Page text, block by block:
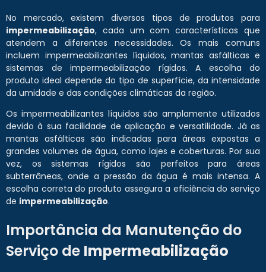
No mercado, existem diversos tipos de produtos para
impermeabilização, cada um com características que
atendem a diferentes necessidades. Os mais comuns
incluem impermeabilizantes líquidos, mantas asfálticas e
sistemas de impermeabilização rígidos. A escolha do
produto ideal depende do tipo de superfície, da intensidade
da umidade e das condições climáticas da região.
Os impermeabilizantes líquidos são amplamente utilizados
devido à sua facilidade de aplicação e versatilidade. Já as
mantas asfálticas são indicadas para áreas expostas a
grandes volumes de água, como lajes e coberturas. Por sua
vez, os sistemas rígidos são perfeitos para áreas
subterrâneas, onde a pressão da água é mais intensa. A
escolha correta do produto assegura a eficiência do serviço
de impermeabilização.
Importância da Manutenção do
Serviço de Impermeabilização